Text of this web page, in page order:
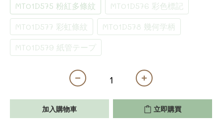
MT01D575 粉紅多條紋
MT01D576 彩色標記
MT01D577 彩虹條紋
MT01D578 幾何学柄
MT01D579 紙管テープ
加入購物車 立即購買